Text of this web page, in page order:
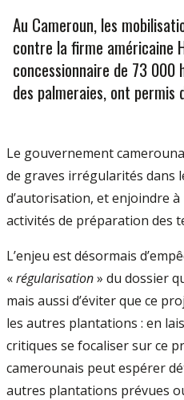
Au Cameroun, les
contre la firme américaine
concessionnaire de 73 000
des palmeraies, ont
Le gouvernement
de graves irrégularités dans
d’autorisation, et enjoindre à
activités de préparation des
L’enjeu est désormais
«régularisation» du dossier
mais aussi d’éviter que ce
les autres plantations : en
critiques se focaliser sur ce
camerounais peut espérer
autres plantations prévues